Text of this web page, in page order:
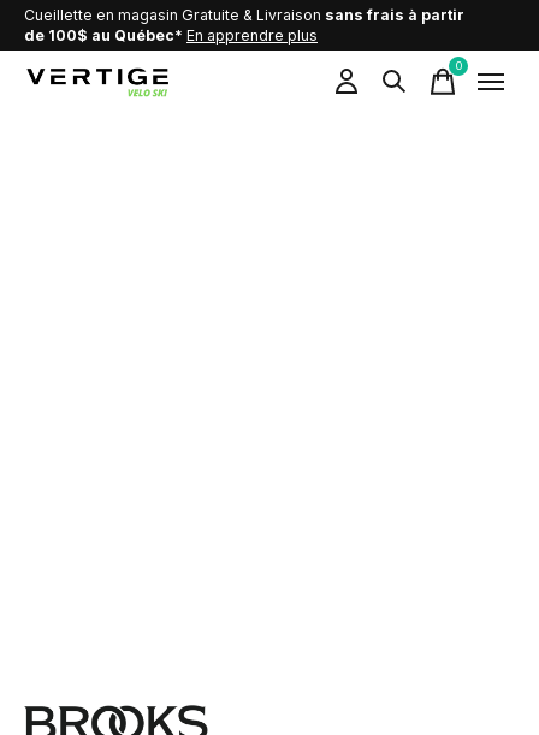
Cueillette en magasin Gratuite & Livraison sans frais à partir
de 100$ au Québec* En apprendre plus
0items